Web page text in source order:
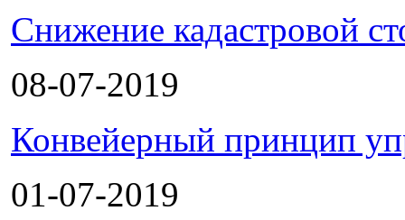
Снижение кадастровой
08-07-2019
Конвейерный принцип
01-07-2019